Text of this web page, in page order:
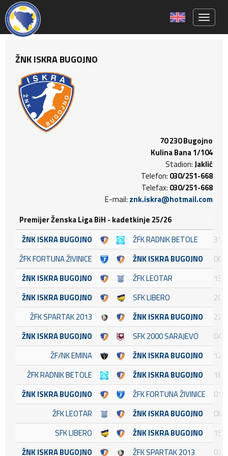
ŽNK ISKRA BUGOJNO
70 230 Bugojno
Kulina Bana 1/104
Stadion:Jaklić
Telefon: 030/251-668
Telefax: 030/251-668
E-mail: znk.iskra@hotmail.com
Premijer Ženska Liga BiH - kadetkinje 25/26
ŽNK ISKRA BUGOJNO
ŽFK RADNIK BETOLE
ŽFK FORTUNA ŽIVINICE
ŽNK ISKRA BUGOJNO
ŽNK ISKRA BUGOJNO
ŽFK LEOTAR
ŽNK ISKRA BUGOJNO
SFK LIBERO
ŽFK SPARTAK 2013
ŽNK ISKRA BUGOJNO
ŽNK ISKRA BUGOJNO
SFK 2000 SARAJEVO
ŽF/NK EMINA
ŽNK ISKRA BUGOJNO
ŽFK RADNIK BETOLE
ŽNK ISKRA BUGOJNO
ŽNK ISKRA BUGOJNO
ŽFK FORTUNA ŽIVINICE
ŽFK LEOTAR
ŽNK ISKRA BUGOJNO
SFK LIBERO
ŽNK ISKRA BUGOJNO
ŽNK ISKRA BUGOJNO
ŽFK SPARTAK 2013